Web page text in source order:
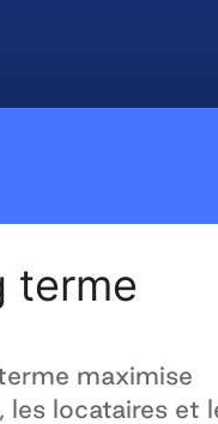
terme
maximise
les locataires et